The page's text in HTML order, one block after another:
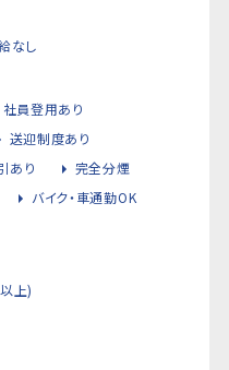
なし
社員登用あり
送迎制度あり
あり
完全分煙
バイク・車通勤OK
上)